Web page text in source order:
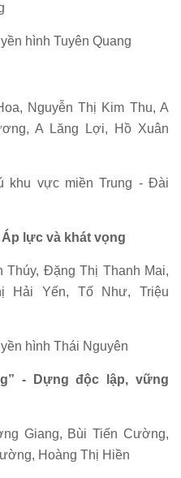
hình Tuyên Quang
Nguyễn Thị Kim Thu, A
A Lăng Lợi, Hồ Xuân
khu vực miền Trung - Đài
lực và khát vọng
Thúy, Đặng Thị Thanh Mai,
Hải Yến, Tố Như, Triệu
hình Thái Nguyên
- Dựng độc lập, vững
Giang, Bùi Tiến Cường,
Hoàng Thị Hiền